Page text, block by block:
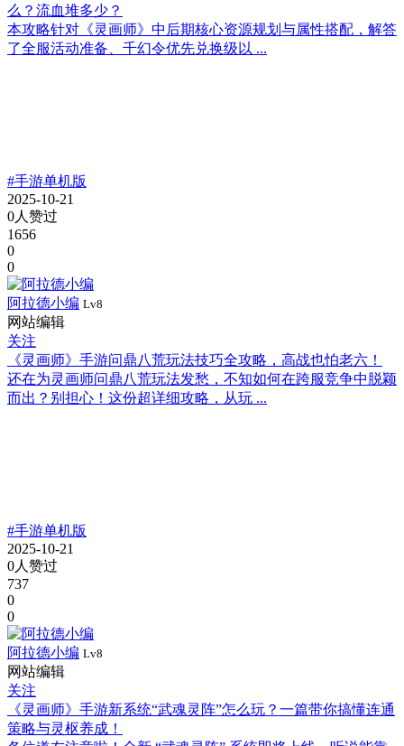
么？流血堆多少？
本攻略针对《灵画师》中后期核心资源规划与属性搭配，解答
了全服活动准备、千幻令优先兑换级以 ...
#手游单机版
2025-10-21
0人赞过
1656
0
0
阿拉德小编 Lv8
网站编辑
关注
《灵画师》手游问鼎八荒玩法技巧全攻略，高战也怕老六！
还在为灵画师问鼎八荒玩法发愁，不知如何在跨服竞争中脱颖
而出？别担心！这份超详细攻略，从玩 ...
#手游单机版
2025-10-21
0人赞过
737
0
0
阿拉德小编 Lv8
网站编辑
关注
《灵画师》手游新系统“武魂灵阵”怎么玩？一篇带你搞懂连通
策略与灵枢养成！